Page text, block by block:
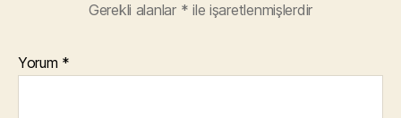
Gerekli alanlar * ile işaretlenmişlerdir
Yorum *